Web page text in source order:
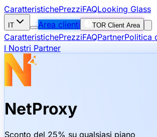
CaratteristichePrezziFAQLooking Glass
IT Area clienti TOR Client Area
CaratteristichePrezziFAQPartnerPolitica
I Nostri Partner
NetProxy
Sconto del 25% su qualsiasi piano